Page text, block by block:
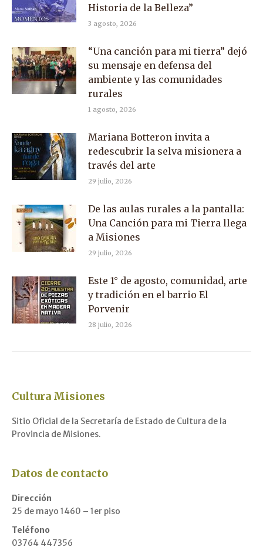
Historia de la Belleza”
3 agosto, 2026
“Una canción para mi tierra” dejó
su mensaje en defensa del
ambiente y las comunidades
rurales
1 agosto, 2026
Mariana Botteron invita a
redescubrir la selva misionera a
través del arte
29 julio, 2026
De las aulas rurales a la pantalla:
Una Canción para mi Tierra llega
a Misiones
29 julio, 2026
Este 1° de agosto, comunidad, arte
y tradición en el barrio El
Porvenir
28 julio, 2026
Cultura Misiones
Sitio Oficial de la Secretaría de Estado de Cultura de la
Provincia de Misiones.
Datos de contacto
Dirección
25 de mayo 1460 – 1er piso
Teléfono
03764 447356